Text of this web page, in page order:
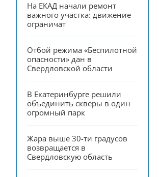
На ЕКАД начали ремонт
важного участка: движение
ограничат
Отбой режима «Беспилотной
опасности» дан в
Свердловской области
В Екатеринбурге решили
объединить скверы в один
огромный парк
Жара выше 30-ти градусов
возвращается в
Свердловскую область